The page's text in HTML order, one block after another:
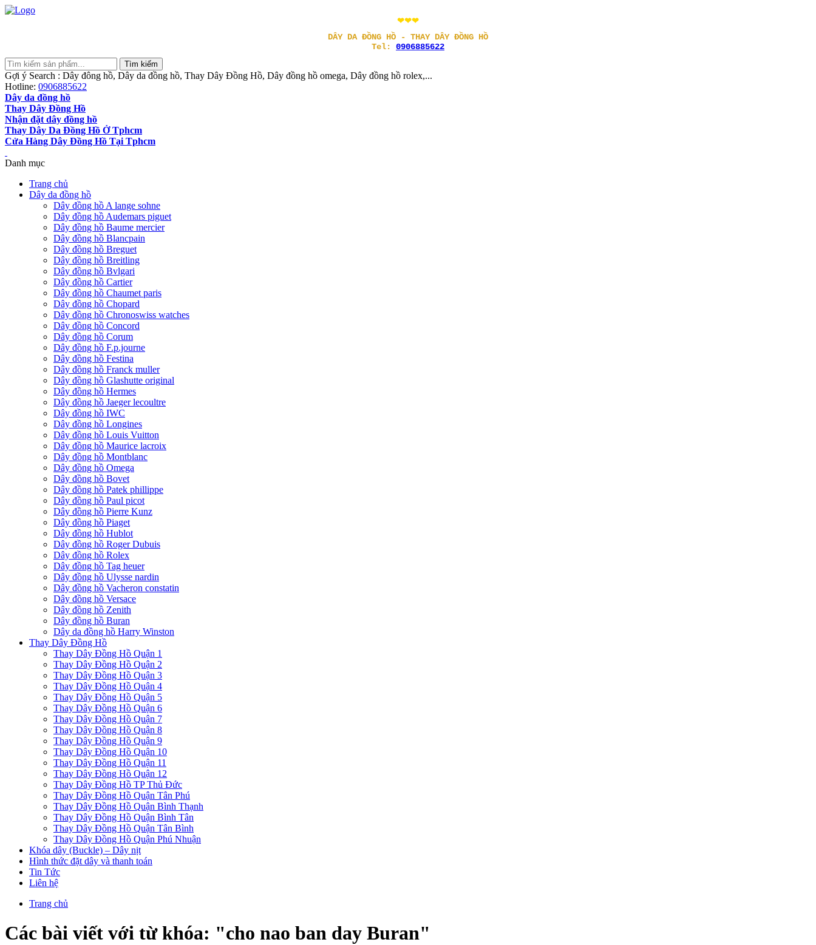
❤❤❤
DÂY DA ĐỒNG HỒ - THAY DÂY ĐỒNG HỒ
Tel: 0906885622
Gợi ý Search : Dây đông hồ, Dây da đồng hồ, Thay Dây Đồng Hồ, Dây đồng hồ omega, Dây đồng hồ rolex,...
Hotline: 0906885622
Dây da đồng hồ
Thay Dây Đồng Hồ
Nhận đặt dây đồng hồ
Thay Dây Da Đồng Hồ Ở Tphcm
Cửa Hàng Dây Đồng Hồ Tại Tphcm
Danh mục
Trang chủ
Dây da đồng hồ
Dây đồng hồ A lange sohne
Dây đồng hồ Audemars piguet
Dây đồng hồ Baume mercier
Dây đồng hồ Blancpain
Dây đồng hồ Breguet
Dây đồng hồ Breitling
Dây đồng hồ Bvlgari
Dây đồng hồ Cartier
Dây đồng hồ Chaumet paris
Dây đồng hồ Chopard
Dây đồng hồ Chronoswiss watches
Dây đồng hồ Concord
Dây đồng hồ Corum
Dây đồng hồ F.p.journe
Dây đồng hồ Festina
Dây đồng hồ Franck muller
Dây đồng hồ Glashutte original
Dây đồng hồ Hermes
Dây đồng hồ Jaeger lecoultre
Dây đồng hồ IWC
Dây đồng hồ Longines
Dây đồng hồ Louis Vuitton
Dây đồng hồ Maurice lacroix
Dây đồng hồ Montblanc
Dây đồng hồ Omega
Dây đồng hồ Bovet
Dây đồng hồ Patek phillippe
Dây đồng hồ Paul picot
Dây đồng hồ Pierre Kunz
Dây đồng hồ Piaget
Dây đồng hồ Hublot
Dây đồng hồ Roger Dubuis
Dây đồng hồ Rolex
Dây đồng hồ Tag heuer
Dây đồng hồ Ulysse nardin
Dây đồng hồ Vacheron constatin
Dây đồng hồ Versace
Dây đồng hồ Zenith
Dây đồng hồ Buran
Dây da đồng hồ Harry Winston
Thay Dây Đồng Hồ
Thay Dây Đồng Hồ Quận 1
Thay Dây Đồng Hồ Quận 2
Thay Dây Đồng Hồ Quận 3
Thay Dây Đồng Hồ Quận 4
Thay Dây Đồng Hồ Quận 5
Thay Dây Đồng Hồ Quận 6
Thay Dây Đồng Hồ Quận 7
Thay Dây Đồng Hồ Quận 8
Thay Dây Đồng Hồ Quận 9
Thay Dây Đồng Hồ Quận 10
Thay Dây Đồng Hồ Quận 11
Thay Dây Đồng Hồ Quận 12
Thay Dây Đồng Hồ TP Thủ Đức
Thay Dây Đồng Hồ Quận Tân Phú
Thay Dây Đồng Hồ Quận Bình Thạnh
Thay Dây Đồng Hồ Quận Bình Tân
Thay Dây Đồng Hồ Quận Tân Bình
Thay Dây Đồng Hồ Quận Phú Nhuận
Khóa dây (Buckle) – Dây nịt
Hình thức đặt dây và thanh toán
Tin Tức
Liên hệ
Trang chủ
Các bài viết với từ khóa: "cho nao ban day Buran"